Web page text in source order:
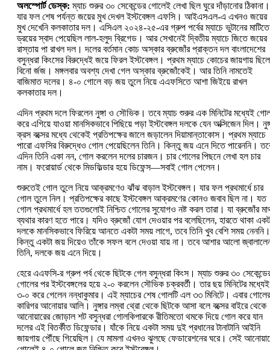
অলস্পোর্ট ডেস্ক:ম্যাচ শুরুর ৩০ সেকেন্ডের গোলেই লেখা ছিল ঘুরে দাঁড়ানোর ঠিকানা।
যার ফল শেষ পর্যন্ত জয়ের মুখ দেখল ইস্টবেঙ্গল এফসি। আইএসএল-এ এখনও জয়ের
মুখ দেখেনি কলকাতার দল। এসিএল ২০২৪-২৫-এর গ্রুপ পর্বের ম্যাচে ভুটানের মাটিতে
ড্রয়ের স্বাদ পেয়েছিল লাল-হলুদ ব্রিগেড। আর সেখানেই দ্বিতীয় ম্যাচে জিতে জয়ের
রাস্তায় পা রাখল দল। দলের বর্তমান কোচ অস্কার ব্রুজোঁর প্রাক্তন দল বাংলাদেশের
বসুন্ধরা কিংসের বিরুদ্ধেই জয়ে ফিরল ইস্টবেঙ্গল। প্রথম ম্যাচে কোচের জায়গায়
বিনো র্জজ। মঙ্গলবার অবশ্য দেখা গেল অস্কার ব্রুজোঁকেই। আর তিনি নামতেই
বাজিমাত দলের। ৪-০ গোলে বড় জয় তুলে নিয়ে এএফসিতে আশা জিইয়ে রাখল
কলকাতার দল।
এদিন প্রথম দলে ফিরলেন নুঙ্গা ও সৌভিক। তবে ম্যাচ শুরুর এক মিনিটের মধ্যেই
করে এগিয়ে যাওয়া মানসিকভাবে পিছিয়ে পড়া ইস্টবেঙ্গল দলকে যেন অক্সিজেন দিল।
ক্রস বক্সের মধ্যে থেকেই প্রতিপক্ষের জালে জড়ালেন দিয়ামান্তাকোস। প্রথম ম্যাচে
পারো এফসির বিরুদ্ধেও গোল পেয়েছিলেন তিনি। কিন্তু জয় এনে দিতে পারেননি।
এদিন তিনি একা নন, গোল করলেন দলের চারজন। চার গোলের পিছনে লেখা হল চার
নাম। ফরোয়ার্ড থেকে মিডফিল্ডার হয়ে ডিফেন্স—সবাই গোল পেলেন।
শুরুতেই গোল তুলে নিয়ে আক্রমণেও ঝাঁঝ বাড়াল ইস্টবেঙ্গল। যার ফল প্রথমার্ধে চার
গোল তুলে নিল। প্রতিপক্ষের কাছে ইস্টবেঙ্গল আক্রমণের কোনও জবাব ছিল না। যত
গোল প্রথমার্ধে হল ততগুলোই নিশ্চিত গোলের সুযোগও নষ্ট করল তারা। যা ব্রুজোঁর
ব্যথার কারণ হতে পারে। যদিও ব্রুজোঁ যোগ দেওয়ার পর বলেছিলেন, হারতে থাকা
দলকে মানসিকভাবে ফিরিয়ে আনতে একটা সময় লাগে, তবে তিনি খুব বেশি সময় নেননি।
কিন্তু একটা জয় দিয়েও তাঁকে সফল বলে দেওয়া যায় না। তবে আশার আলো
তিনি, দলকে জয় এনে দিয়ে।
হেরে এএফসি-র গ্রুপ পর্ব থেকে ছিটকে গেল বসুন্ধরা কিংস। ম্যাচ শুরুর ৩০
গোলের ‌পর ইস্টবেঙ্গলের হয়ে ২-০ করলেন সৌভিক চক্রবর্তী। তার ছয় মিনিটের মধ্যেই
৩-০ করে গেলেন নন্ধাকুমার। এই ম্যাচের শেষ গোলটি এল ৩৩ মিনিটে। এবার গোলের
কারিগর আনোয়ার আলি। নুঙ্গার লম্বা থ্রো থেকে ছিটকে আসা বলে বক্সের বাইরে থেকে
আনোয়ারের জোড়াল শট বসুন্ধরা গোলকিপারকে রীতিমতো থমকে দিয়ে গোল করে যান
দলের এই বিতর্কীত ডিফেন্ডার। যাঁকে নিয়ে একটা সময় দুই প্রধানের টানাটানি আইনি
জায়গায় পৌঁছে গিয়েছিল। যে মামলা এখনও ঝুলছে ফেডারেশনের ঘরে। সেই